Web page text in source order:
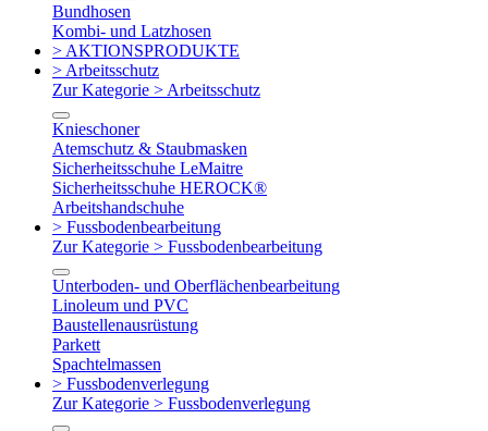
Bundhosen
Kombi- und Latzhosen
> AKTIONSPRODUKTE
> Arbeitsschutz
Zur Kategorie > Arbeitsschutz
Knieschoner
Atemschutz & Staubmasken
Sicherheitsschuhe LeMaitre
Sicherheitsschuhe HEROCK®
Arbeitshandschuhe
> Fussbodenbearbeitung
Zur Kategorie > Fussbodenbearbeitung
Unterboden- und Oberflächenbearbeitung
Linoleum und PVC
Baustellenausrüstung
Parkett
Spachtelmassen
> Fussbodenverlegung
Zur Kategorie > Fussbodenverlegung